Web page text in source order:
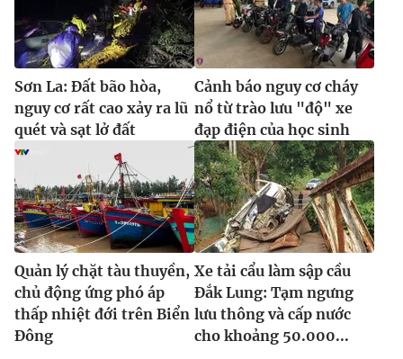
Sơn La: Đất bão hòa,
nguy cơ rất cao xảy ra lũ
quét và sạt lở đất
Cảnh báo nguy cơ cháy
nổ từ trào lưu "độ" xe
đạp điện của học sinh
Quản lý chặt tàu thuyền,
chủ động ứng phó áp
thấp nhiệt đới trên Biển
Đông
Xe tải cẩu làm sập cầu
Đắk Lung: Tạm ngưng
lưu thông và cấp nước
cho khoảng 50.000...